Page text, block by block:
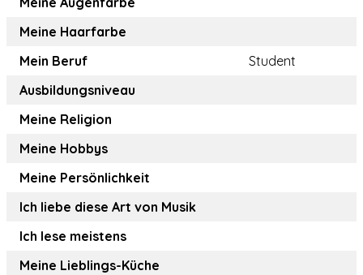
Meine Haarfarbe
Mein Beruf
Student
Ausbildungsniveau
Meine Religion
Meine Hobbys
Meine Persönlichkeit
Ich liebe diese Art von Musik
Ich lese meistens
Meine Lieblings-Küche